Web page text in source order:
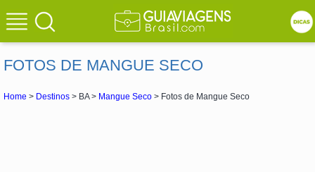
FOTOS DE MANGUE SECO
Home > Destinos > BA > Mangue Seco > Fotos de Mangue Seco